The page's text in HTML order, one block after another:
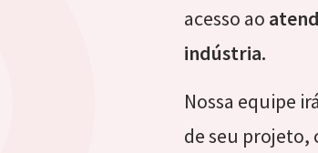
acesso ao
indústria.
Nossa equipe
de seu projeto,